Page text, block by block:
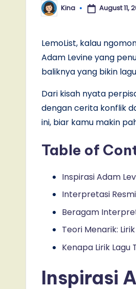
Posted
by
Kina August 11,
LemoList, kalau
Adam Levine yang
baliknya yang bikin
Dari kisah nyata
dengan cerita konflik
ini, biar kamu makin
Table of
Inspirasi Adam
Interpretasi
Beragam
Teori Menarik:
Kenapa Lirik
Inspirasi